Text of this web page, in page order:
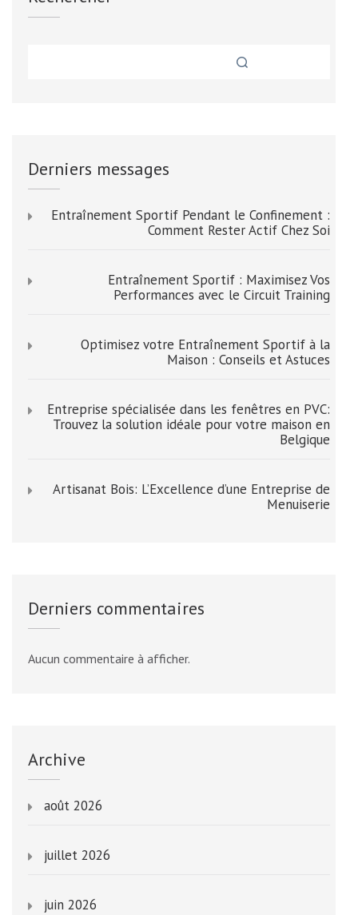
Derniers messages
Entraînement Sportif Pendant le Confinement :
Comment Rester Actif Chez Soi
Entraînement Sportif : Maximisez Vos
Performances avec le Circuit Training
Optimisez votre Entraînement Sportif à la
Maison : Conseils et Astuces
Entreprise spécialisée dans les fenêtres en PVC:
Trouvez la solution idéale pour votre maison en
Belgique
Artisanat Bois: L’Excellence d’une Entreprise de
Menuiserie
Derniers commentaires
Aucun commentaire à afficher.
Archive
août 2026
juillet 2026
juin 2026